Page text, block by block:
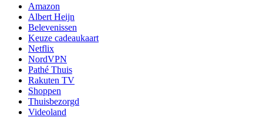
Amazon
Albert Heijn
Belevenissen
Keuze cadeaukaart
Netflix
NordVPN
Pathé Thuis
Rakuten TV
Shoppen
Thuisbezorgd
Videoland